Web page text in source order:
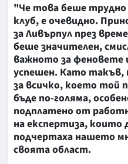
"Че това беше трудно
клуб, е очевидно.
за Ливърпул през
беше значителен,
важното за феновете
успешен. Като
за всичко, което той
бъде по-голяма,
подплатено от
на експертиза, които
подчертаха нашето
своята област.